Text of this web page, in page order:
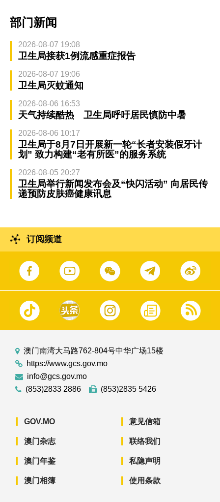
部门新闻
2026-08-07 19:08
卫生局接获1例流感重症报告
2026-08-07 19:06
卫生局灭蚊通知
2026-08-06 16:53
天气持续酷热 卫生局呼吁居民慎防中暑
2026-08-06 10:17
卫生局于8月7日开展新一轮“长者安装假牙计
划” 致力构建“老有所医”的服务系统
2026-08-05 20:27
卫生局举行新闻发布会及“快闪活动” 向居民传
递预防皮肤癌健康讯息
订阅频道
澳门南湾大马路762-804号中华广场15楼
https://www.gcs.gov.mo
info@gcs.gov.mo
(853)2833 2886
(853)2835 5426
GOV.MO
澳门杂志
澳门年鉴
澳门相簿
意见信箱
联络我们
私隐声明
使用条款